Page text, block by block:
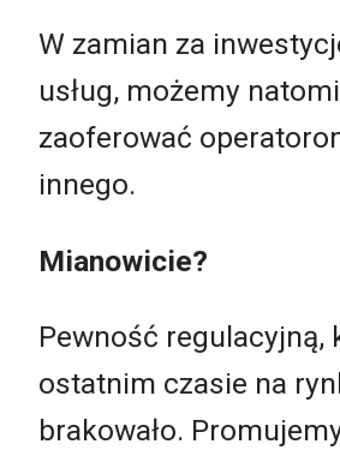
W zamian za
usług, możemy
zaoferować
innego.
Mianowicie?
Pewność regulacyjną,
ostatnim czasie na
brakowało.